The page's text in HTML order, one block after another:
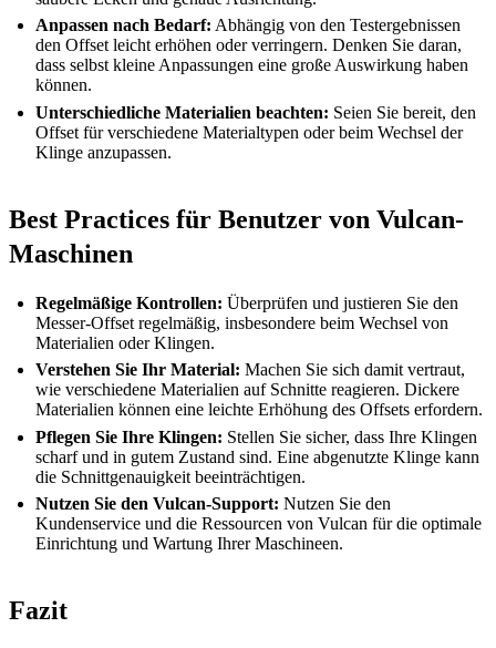
Anpassen nach Bedarf: Abhängig von den Testergebnissen
den Offset leicht erhöhen oder verringern. Denken Sie daran,
dass selbst kleine Anpassungen eine große Auswirkung haben
können.
Unterschiedliche Materialien beachten: Seien Sie bereit, den
Offset für verschiedene Materialtypen oder beim Wechsel der
Klinge anzupassen.
Best Practices für Benutzer von Vulcan-
Maschinen
Regelmäßige Kontrollen: Überprüfen und justieren Sie den
Messer-Offset regelmäßig, insbesondere beim Wechsel von
Materialien oder Klingen.
Verstehen Sie Ihr Material: Machen Sie sich damit vertraut,
wie verschiedene Materialien auf Schnitte reagieren. Dickere
Materialien können eine leichte Erhöhung des Offsets erfordern.
Pflegen Sie Ihre Klingen: Stellen Sie sicher, dass Ihre Klingen
scharf und in gutem Zustand sind. Eine abgenutzte Klinge kann
die Schnittgenauigkeit beeinträchtigen.
Nutzen Sie den Vulcan-Support: Nutzen Sie den
Kundenservice und die Ressourcen von Vulcan für die optimale
Einrichtung und Wartung Ihrer Maschineen.
Fazit